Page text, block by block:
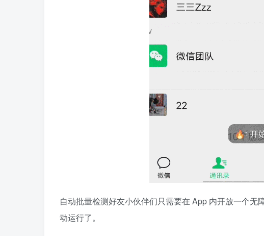
自动批量检测好友小伙伴们只需要在 App 内开放一个
动运行了。